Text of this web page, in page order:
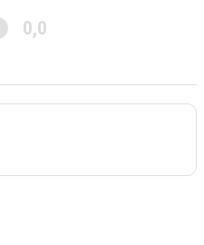
0,0